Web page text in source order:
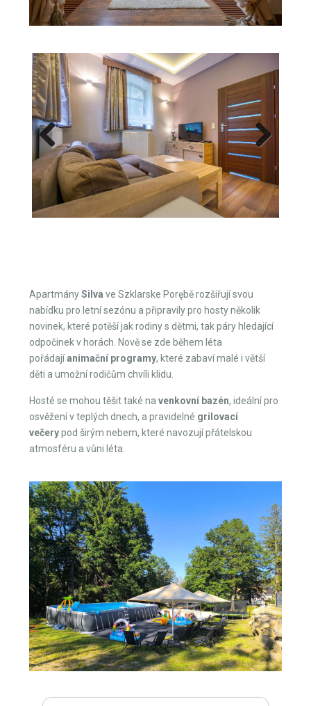
Previous Next
nabídku pro letní sezónu a připravily pro hosty několik
novinek, které potěší jak rodiny s dětmi, tak páry hledající
odpočinek v horách. Nově se zde během léta
pořádajíanimační programy, které zabaví malé i větší
děti a umožní rodičům chvíli klidu.
osvěžení v teplých dnech, a pravidelnégrilovací
večerypod širým nebem, které navozují přátelskou
atmosféru a vůni léta.